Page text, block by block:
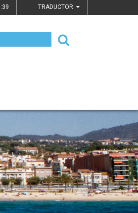
TRADUCTOR